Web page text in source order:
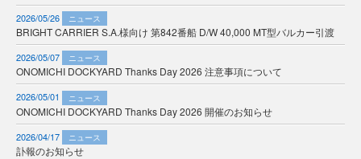
2026/05/26 ニュース
BRIGHT CARRIER S.A.様向け 第842番船 D/W 40,000 MT型バルカー引渡
2026/05/07 ニュース
ONOMICHI DOCKYARD Thanks Day 2026 注意事項について
2026/05/01 ニュース
ONOMICHI DOCKYARD Thanks Day 2026 開催のお知らせ
2026/04/17 ニュース
訃報のお知らせ